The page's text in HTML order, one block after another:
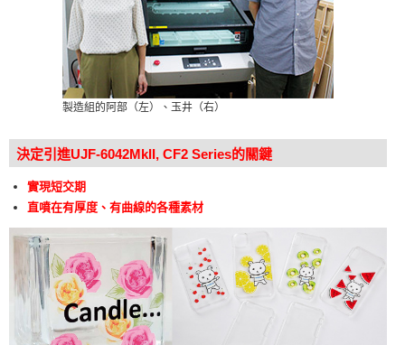
製造組的阿部（左）、玉井（右）
決定引進UJF-6042MkII, CF2 Series的關鍵
實現短交期
直噴在有厚度、有曲線的各種素材